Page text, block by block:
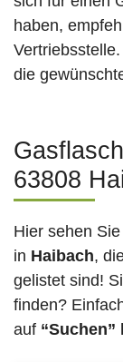
haben,
die
63808
Hier sehen
in Haibach,
gelistet sind!
finden?
auf “Suchen”